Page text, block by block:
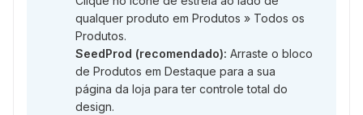
qualquer produto em Produtos » Todos os
Produtos.
SeedProd (recomendado): Arraste o bloco
de Produtos em Destaque para a sua
página da loja para ter controle total do
design.